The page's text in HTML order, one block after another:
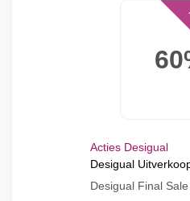
Acties Desigual
Desigual
Desigual Final